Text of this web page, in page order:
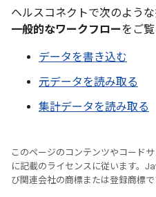
ヘルスコネクトで次のよう
一般的なワークフローをご覧
データを書き込む
元データを読み取る
集計データを読み取る
このページのコンテンツやコードサ
に記載のライセンスに従います。
び関連会社の商標または登録商標で